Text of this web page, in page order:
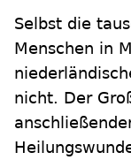
Selbst die
Menschen in
nicht. Der